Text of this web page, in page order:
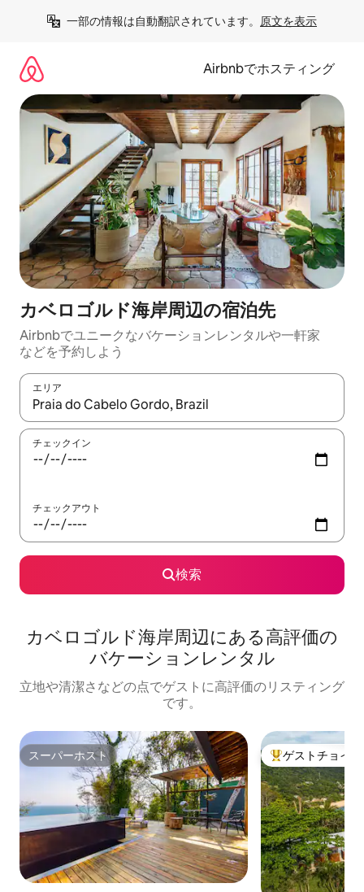
一部の情報は自動翻訳されています。 原文を表示
Airbnbでホスティング
カベロゴルド海岸⁠周⁠辺⁠の宿⁠泊⁠先
Airbnbでユニークなバ⁠ケ⁠ー⁠シ⁠ョ⁠ンレ⁠ン⁠タ⁠ルや一⁠軒⁠家
な⁠ど⁠を予⁠約⁠し⁠よ⁠う
エリア
検索結果が表示されたら、上下の矢印キーを使って移動するか
チェックイン
チェックアウト
検索
カベロゴルド海岸⁠周⁠辺⁠に⁠あ⁠る高⁠評⁠価⁠の
バ⁠ケ⁠ー⁠シ⁠ョ⁠ン⁠レ⁠ン⁠タ⁠ル
立地や清潔さなどの点でゲストに高評価のリスティング
です。
スーパーホスト
スーパーホスト 大好評のゲスト
ゲストチョイス